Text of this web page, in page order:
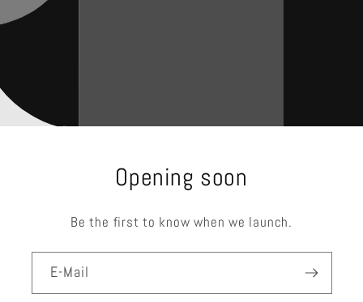
Opening soon
Be the first to know when we launch.
E-Mail